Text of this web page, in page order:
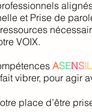
et Prise de
VOIX.
ASENSIL
vibrer, pour agir
place d’être